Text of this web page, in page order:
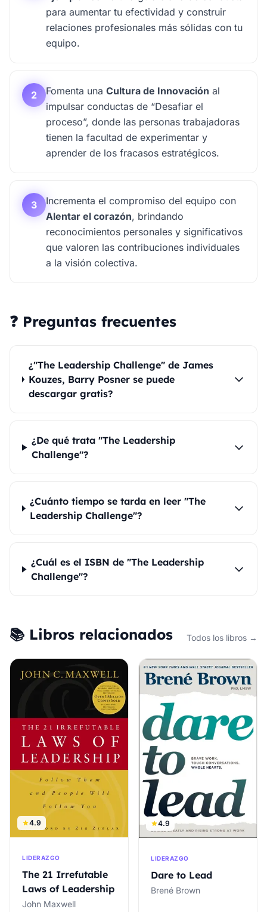
para aumentar tu efectividad y construir
relaciones profesionales más sólidas con tu
equipo.
2 Fomenta una Cultura de Innovación al
impulsar conductas de “Desafiar el
proceso”, donde las personas trabajadoras
tienen la facultad de experimentar y
aprender de los fracasos estratégicos.
3
Incrementa el compromiso del equipo con
Alentar el corazón, brindando
reconocimientos personales y significativos
que valoren las contribuciones individuales
a la visión colectiva.
❓ Preguntas frecuentes
¿"The Leadership Challenge" de James
Kouzes, Barry Posner se puede
descargar gratis?
¿De qué trata "The Leadership
Challenge"?
¿Cuánto tiempo se tarda en leer "The
Leadership Challenge"?
¿Cuál es el ISBN de "The Leadership
Challenge"?
📚 Libros relacionados Todos los libros →
4.9
LIDERAZGO
The 21 Irrefutable
Laws of Leadership
John Maxwell
4.9
LIDERAZGO
Dare to Lead
Brené Brown